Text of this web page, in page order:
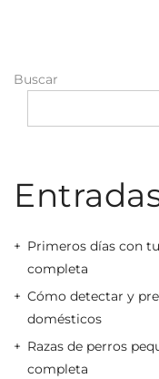
Buscar
Primeros días con
completa
Cómo detectar y
domésticos
Razas de perros
completa